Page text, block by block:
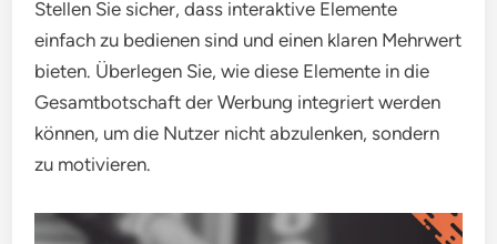
Stellen Sie sicher, dass interaktive Elemente
einfach zu bedienen sind und einen klaren Mehrwert
bieten. Überlegen Sie, wie diese Elemente in die
Gesamtbotschaft der Werbung integriert werden
können, um die Nutzer nicht abzulenken, sondern
zu motivieren.